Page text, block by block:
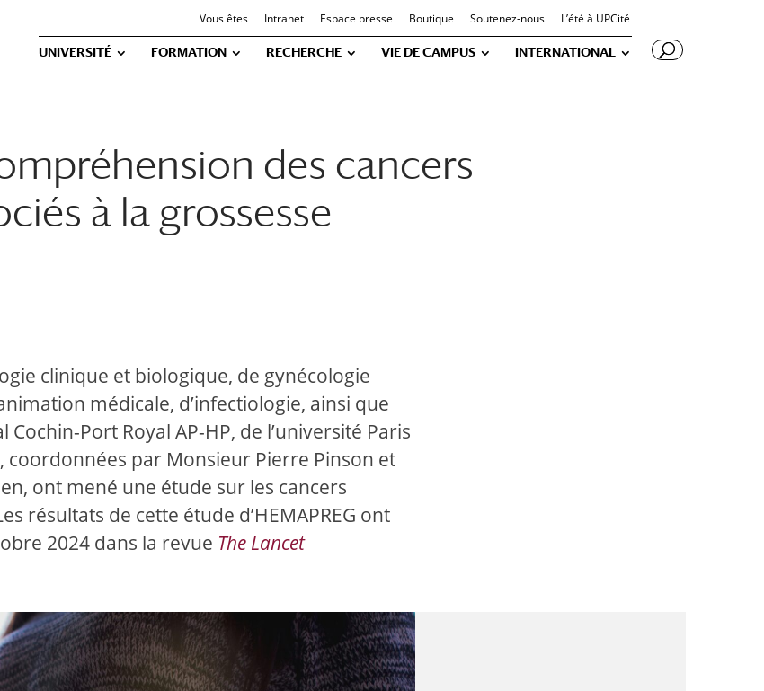
Vous êtes Intranet Espace presse Boutique Soutenez-nous L’été à UPCité
UNIVERSITÉ FORMATION RECHERCHE VIE DE CAMPUS INTERNATIONAL
des cancers
à la grossesse
clinique et biologique, de gynécologie
médicale, d’infectiologie, ainsi que
Port Royal AP-HP, de l’université Paris
coordonnées par Monsieur Pierre Pinson et
ont mené une étude sur les cancers
résultats de cette étude d’HEMAPREG ont
2024 dans la revue The Lancet